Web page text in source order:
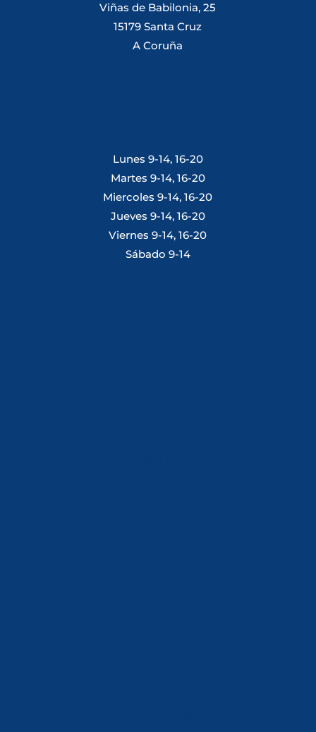
Viñas de Babilonia, 25
15179 Santa Cruz
A Coruña
Lunes 9-14, 16-20
Martes 9-14, 16-20
Miercoles 9-14, 16-20
Jueves 9-14, 16-20
Viernes 9-14, 16-20
Sábado 9-14